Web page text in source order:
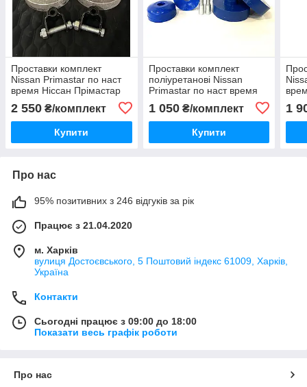
Проставки комплект
Nissan Primastar по наст
время Ніссан Прімастар
2 550 ₴/комплект
Купити
Проставки комплект
поліуретанові Nissan
Primastar по наст время
1 050₴/комплект
Купити
1
Про нас
95% позитивних з 246 відгуків за рік
Працює з 21.04.2020
м. Харків
вулиця Достоєвського, 5 Поштовий індекс 61009, Харків,
Україна
Контакти
Сьогодні працює з 09:00 до 18:00
Показати весь графік роботи
Про нас